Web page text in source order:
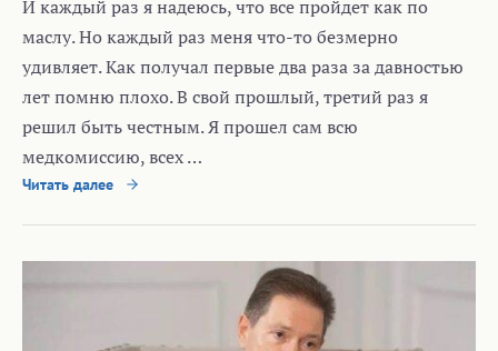
И каждый раз я надеюсь, что все пройдет как по
маслу. Но каждый раз меня что-то безмерно
удивляет. Как получал первые два раза за давностью
лет помню плохо. В свой прошлый, третий раз я
решил быть честным. Я прошел сам всю
медкомиссию, всех …
Читать далее